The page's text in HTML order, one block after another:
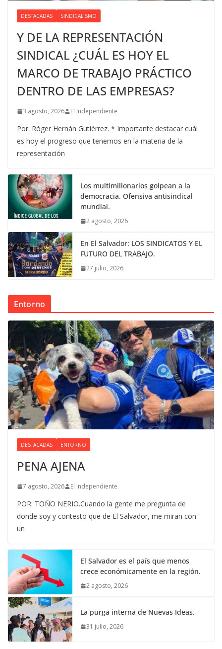
DESTACADAS SINDICALISMO
Y DE LA REPRESENTACIÓN
SINDICAL ¿CUÁL ES HOY EL
MARCO DE TRABAJO PRÁCTICO
DENTRO DE LAS EMPRESAS?
3 agosto, 2026 El Independiente
Por: Róger Hernán Gutiérrez. * Importante destacar cuál
es hoy el progreso que tenemos en la materia de la
representación
Los multimillonarios golpean a la
democracia. Ofensiva antisindical
mundial.
2 agosto, 2026
En El Salvador: LOS SINDICATOS Y EL
FUTURO DEL TRABAJO.
27 julio, 2026
Entorno
DESTACADAS ENTORNO
PENA AJENA
7 agosto, 2026 El Independiente
POR: TOÑO NERIO.Cuando la gente me pregunta de
donde soy y contesto que de El Salvador, me miran con
un
El Salvador es el país que menos
crece económicamente en la región.
2 agosto, 2026
La purga interna de Nuevas Ideas.
31 julio, 2026